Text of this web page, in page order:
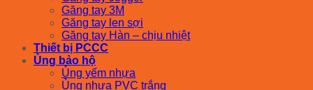
Găng tay 3M
Găng tay len sợi
Găng tay Hàn – chịu nhiệt
Thiết bị PCCC
Ủng bảo hộ
Ủng yếm nhựa
Ủng nhựa PVC trắng